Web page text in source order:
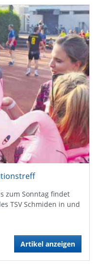
zum Sonntag findet
TSV Schmiden in und
Artikel anzeigen